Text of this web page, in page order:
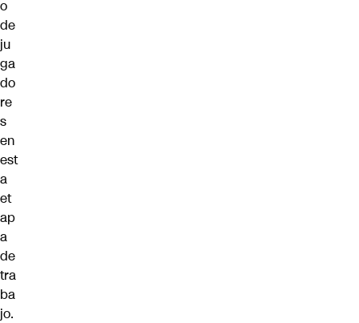
o
de
ju
ga
do
re
s
en
est
a
et
ap
a
de
tra
ba
jo.